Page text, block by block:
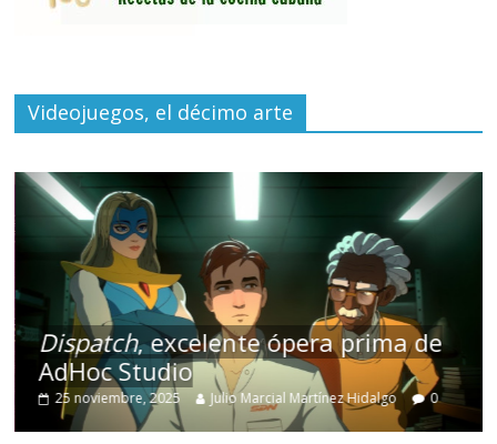
Videojuegos, el décimo arte
Dispatch, excelente ópera prima de
AdHoc Studio
25 noviembre, 2025 Julio Marcial Martínez Hidalgo 0